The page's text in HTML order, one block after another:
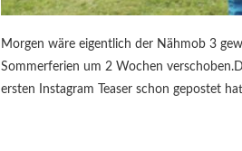
Morgen wäre eigentlich der Nähmob 3
Sommerferien um 2 Wochen
ersten Instagram Teaser schon gepostet